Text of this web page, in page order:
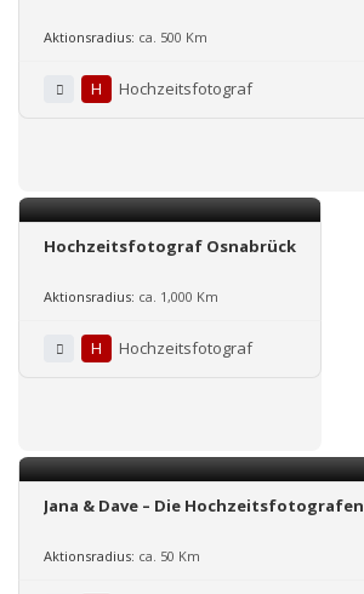
Aktionsradius: ca. 500 Km
H Hochzeitsfotograf
Hochzeitsfotograf Osnabrück
Aktionsradius: ca. 1,000 Km
H Hochzeitsfotograf
Jana & Dave – Die Hochzeitsfotografen
Aktionsradius: ca. 50 Km